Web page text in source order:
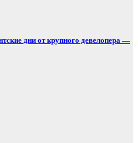
дни от крупного девелопера —